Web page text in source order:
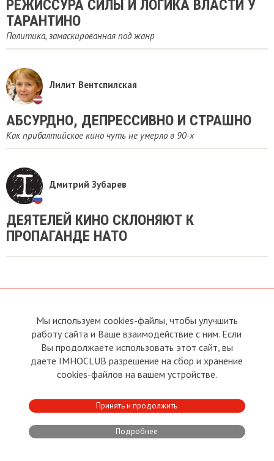
РЕЖИССУРА СИЛЫ И ЛОГИКА ВЛАСТИ У
ТАРАНТИНО
Политика, замаскированная под жанр
Лилит Вентспилская
АБСУРДНО, ДЕПРЕССИВНО И СТРАШНО
Как прибалтийское кино чуть не умерло в 90-х
Дмитрий Зубарев
ДЕЯТЕЛЕЙ КИНО СКЛОНЯЮТ К
ПРОПАГАНДЕ НАТО
О сайте
Условия пользования
Политика конфиденциальности
Прямая связь с
Председателем
Прямая связь c членами клуба
Реклама
Контакты
Developed by:CRA
Club
Мы используем cookies-файлы, чтобы улучшить
работу сайта и Ваше взаимодействие с ним. Если
Вы продолжаете использовать этот сайт, вы
даете IMHOCLUB разрешение на сбор и хранение
cookies-файлов на вашем устройстве.
Принять и продолжить
Подробнее